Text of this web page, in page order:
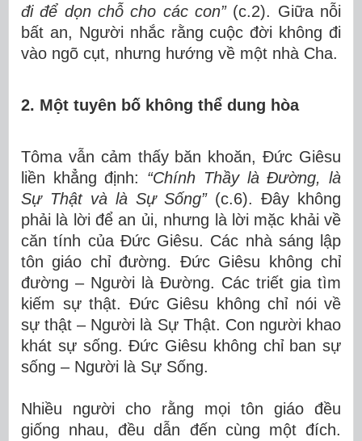
đi để dọn chỗ cho các con” (c.2). Giữa nỗi
bất an, Người nhắc rằng cuộc đời không đi
vào ngõ cụt, nhưng hướng về một nhà Cha.
2. Một tuyên bố không thể dung hòa
Tôma vẫn cảm thấy băn khoăn, Đức Giêsu
liền khẳng định: “Chính Thầy là Đường, là
Sự Thật và là Sự Sống” (c.6). Đây không
phải là lời để an ủi, nhưng là lời mặc khải về
căn tính của Đức Giêsu. Các nhà sáng lập
tôn giáo chỉ đường. Đức Giêsu không chỉ
đường – Người là Đường. Các triết gia tìm
kiếm sự thật. Đức Giêsu không chỉ nói về
sự thật – Người là Sự Thật. Con người khao
khát sự sống. Đức Giêsu không chỉ ban sự
sống – Người là Sự Sống.
Nhiều người cho rằng mọi tôn giáo đều
giống nhau, đều dẫn đến cùng một đích.